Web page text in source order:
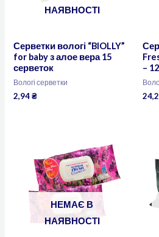
НАЯВНОСТІ
Серветки вологі “BIOLLY”
for baby з алое вера 15
серветок
Вологі серветки
2,94₴
–
НЕМАЄ В
НАЯВНОСТІ